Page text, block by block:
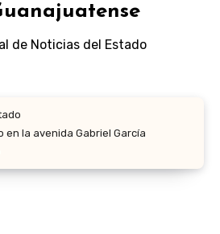
de Noticias del Estado
en la avenida Gabriel García